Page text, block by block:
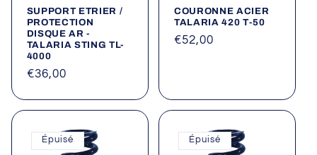
SUPPORT ETRIER /
PROTECTION
DISQUE AR -
TALARIA STING TL-
4000
Prix
€36,00
COURONNE ACIER
TALARIA 420 T-50
Prix
€52,00
Épuisé Épuisé